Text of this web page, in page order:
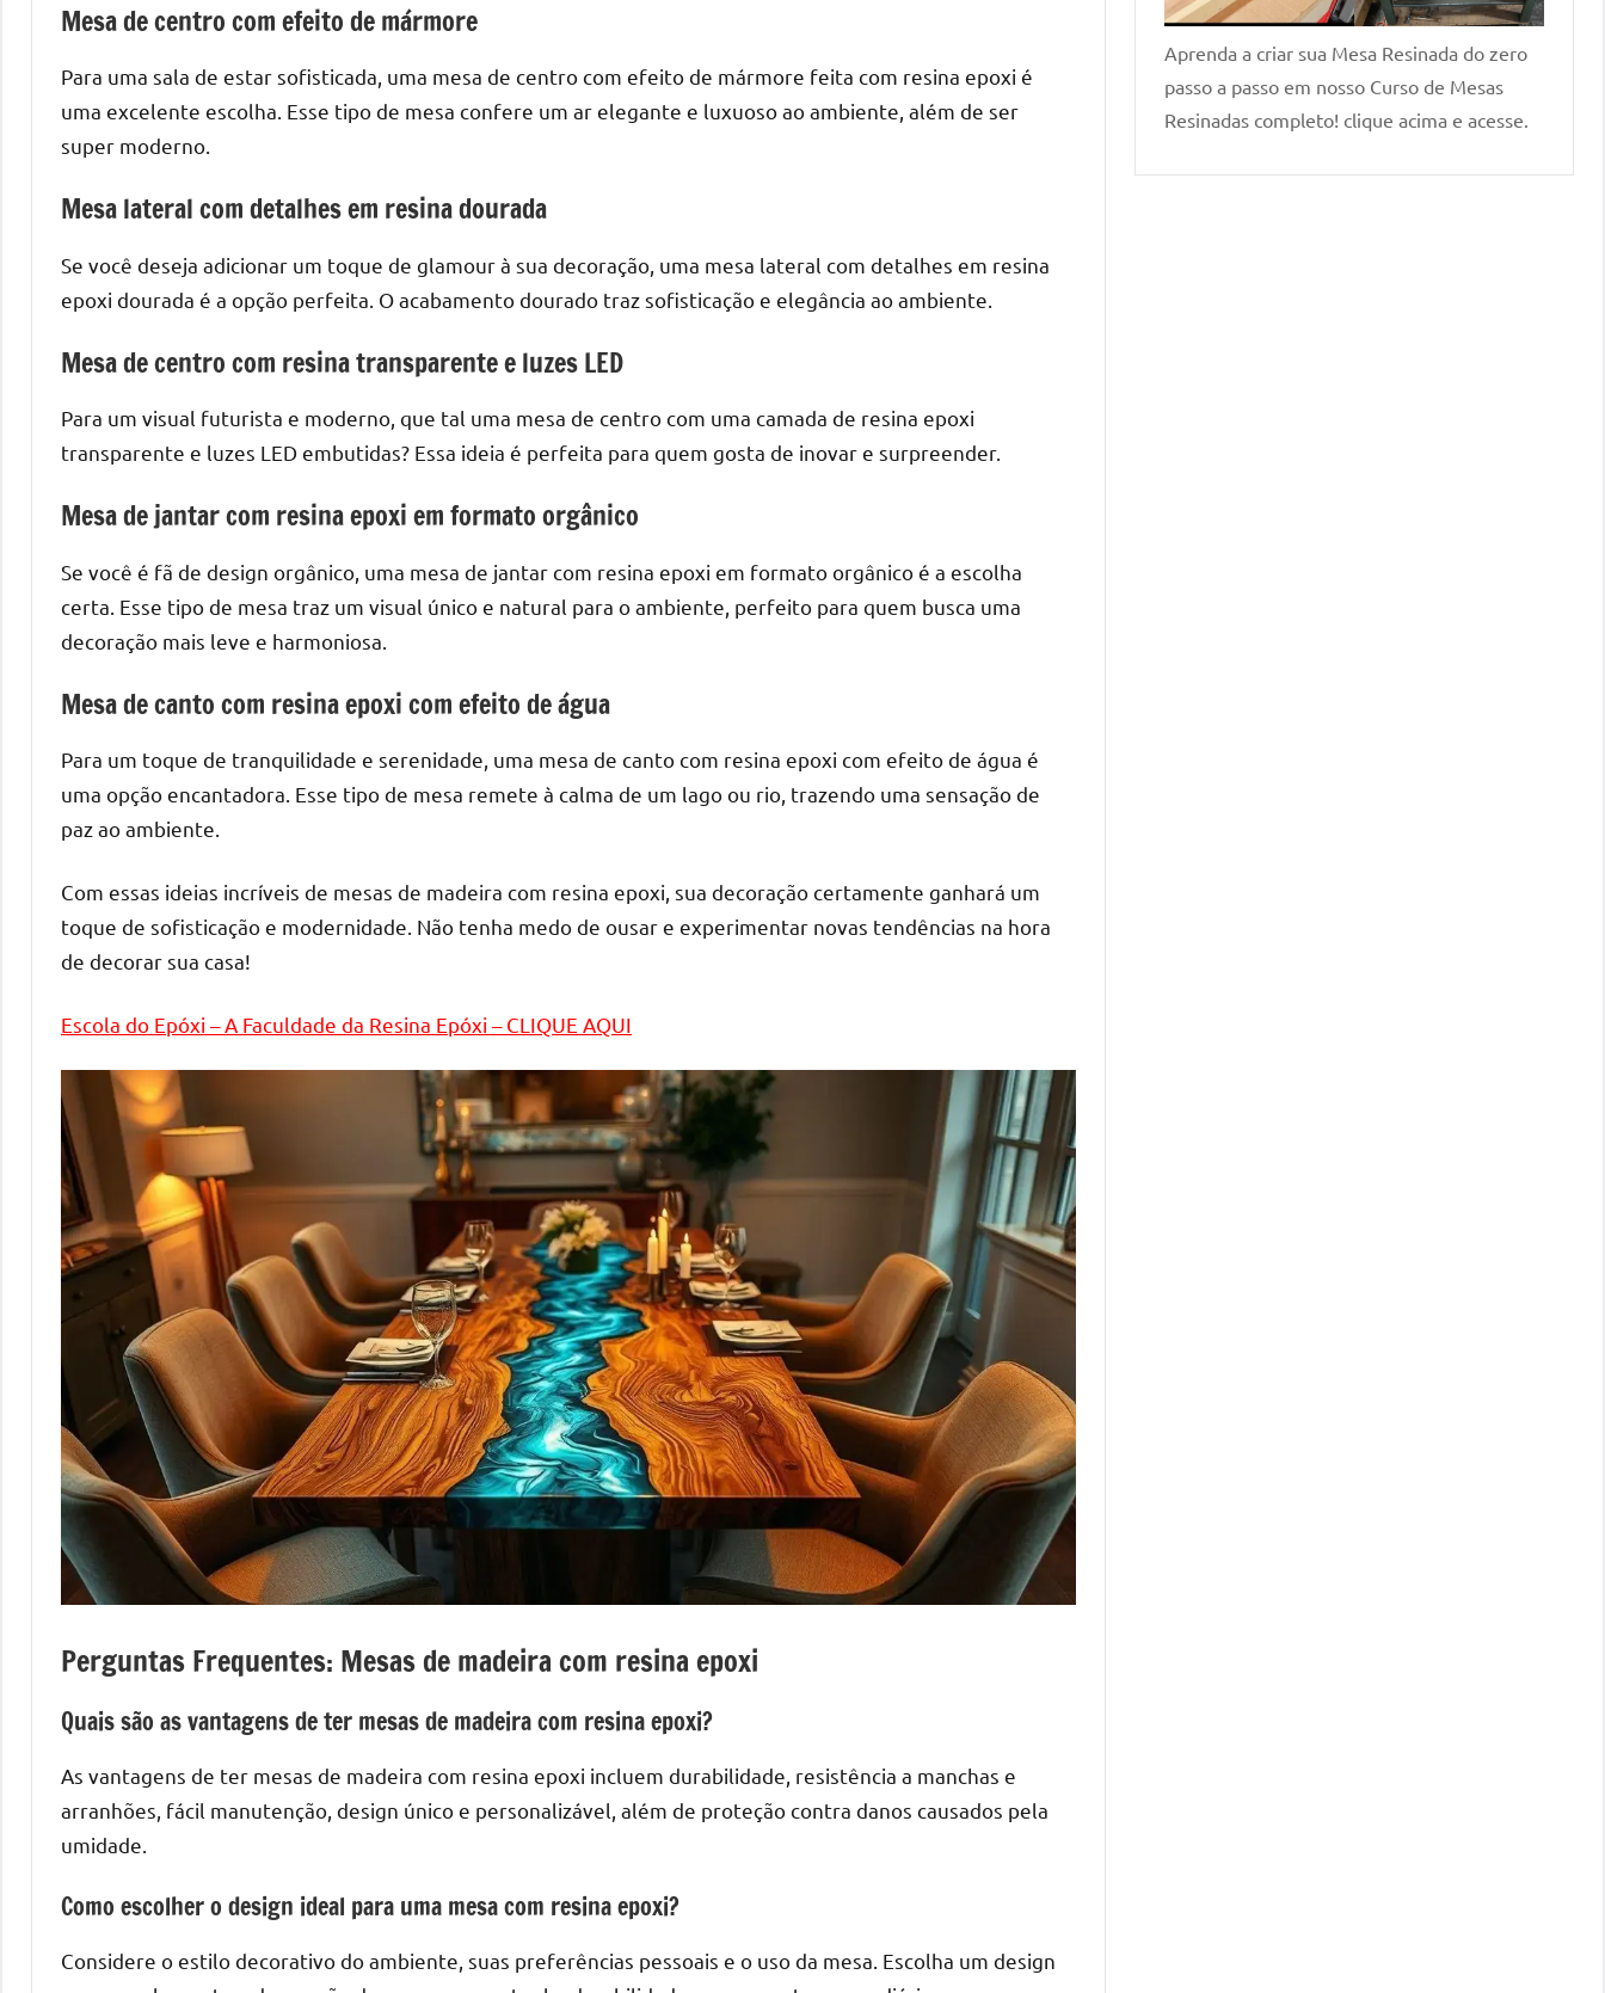
seu
com
peças
conteúdo
focado
em
as
práticas
e
para
mesa
de
alta
como
as
Tables
resinadas.
Mesa de centro com efeito de mármore
Para uma sala de estar sofisticada, uma mesa de centro com efeito de mármore feita com resina epoxi é
uma excelente escolha. Esse tipo de mesa confere um ar elegante e luxuoso ao ambiente, além de ser
super moderno.
Mesa lateral com detalhes em resina dourada
Se você deseja adicionar um toque de glamour à sua decoração, uma mesa lateral com detalhes em resina
epoxi dourada é a opção perfeita. O acabamento dourado traz sofisticação e elegância ao ambiente.
Mesa de centro com resina transparente e luzes LED
Para um visual futurista e moderno, que tal uma mesa de centro com uma camada de resina epoxi
transparente e luzes LED embutidas? Essa ideia é perfeita para quem gosta de inovar e surpreender.
Mesa de jantar com resina epoxi em formato orgânico
Se você é fã de design orgânico, uma mesa de jantar com resina epoxi em formato orgânico é a escolha
certa. Esse tipo de mesa traz um visual único e natural para o ambiente, perfeito para quem busca uma
decoração mais leve e harmoniosa.
Mesa de canto com resina epoxi com efeito de água
Para um toque de tranquilidade e serenidade, uma mesa de canto com resina epoxi com efeito de água é
uma opção encantadora. Esse tipo de mesa remete à calma de um lago ou rio, trazendo uma sensação de
paz ao ambiente.
Com essas ideias incríveis de mesas de madeira com resina epoxi, sua decoração certamente ganhará um
toque de sofisticação e modernidade. Não tenha medo de ousar e experimentar novas tendências na hora
de decorar sua casa!
Escola do Epóxi – A Faculdade da Resina Epóxi – CLIQUE AQUI
Perguntas Frequentes: Mesas de madeira com resina epoxi
Quais são as vantagens de ter mesas de madeira com resina epoxi?
As vantagens de ter mesas de madeira com resina epoxi incluem durabilidade, resistência a manchas e
arranhões, fácil manutenção, design único e personalizável, além de proteção contra danos causados pela
umidade.
Como escolher o design ideal para uma mesa com resina epoxi?
Considere o estilo decorativo do ambiente, suas preferências pessoais e o uso da mesa. Escolha um design
Aprenda a criar sua Mesa Resinada do zero
passo a passo em nosso Curso de Mesas
Resinadas completo! clique acima e acesse.